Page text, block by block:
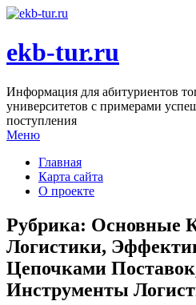
ekb-tur.ru
Информация для абитуриентов
университетов с примерами
поступления
Меню
Главная
Карта сайта
О проекте
Рубрика: Основные
Логистики,
Цепочками
Инструменты